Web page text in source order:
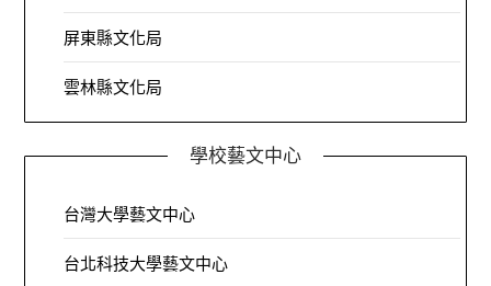
屏東縣文化局
雲林縣文化局
學校藝文中心
台灣大學藝文中心
台北科技大學藝文中心